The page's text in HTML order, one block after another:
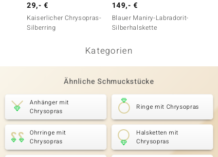
29,- €
Kaiserlicher Chrysopras-
Silberring
149,- €
Blauer Maniry-Labradorit-
Silberhalskette
Kategorien
Ähnliche Schmuckstücke
Anhänger mit
Chrysopras
Ringe mit Chrysopras
Ohrringe mit
Chrysopras
Halsketten mit
Chrysopras